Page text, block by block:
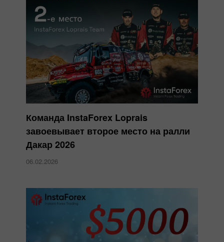
Команда InstaForex Loprais
завоевывает второе место на ралли
Дакар 2026
06.02.2026